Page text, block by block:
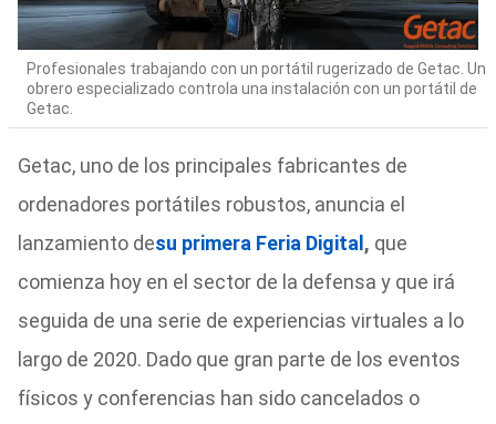
Profesionales trabajando con un portátil rugerizado de Getac. Un
obrero especializado controla una instalación con un portátil de
Getac.
Getac, uno de los principales fabricantes de
ordenadores portátiles robustos, anuncia el
lanzamiento desu primera Feria Digital , que
comienza hoy en el sector de la defensa y que irá
seguida de una serie de experiencias virtuales a lo
largo de 2020. Dado que gran parte de los eventos
físicos y conferencias han sido cancelados o